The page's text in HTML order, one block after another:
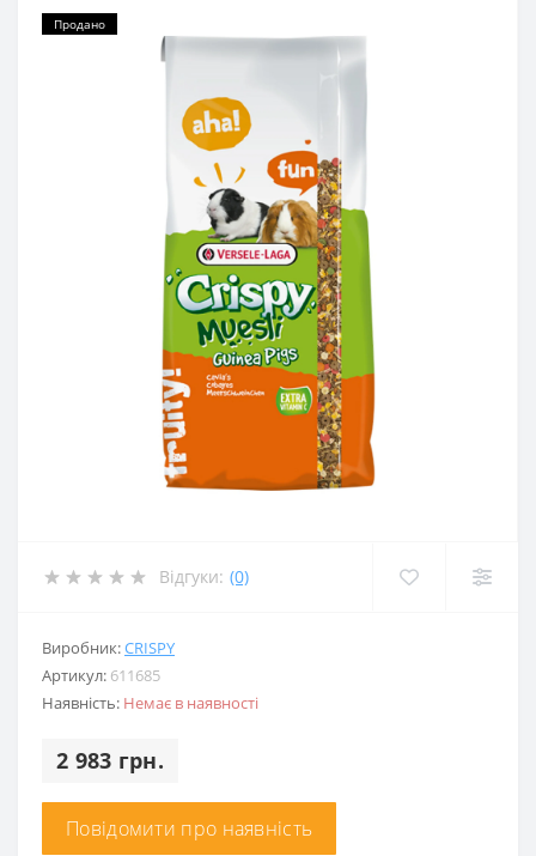
Продано
Відгуки: (0)
Виробник:CRISPY
Артикул: 611685
Наявність: Немає в наявності
2 983 грн.
Повідомити про наявність